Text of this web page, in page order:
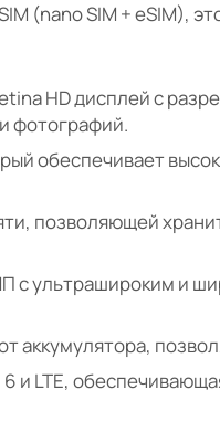
(nano SIM + eSIM),
HD дисплей с
фотографий.
обеспечивает
позволяющей
с ультрашироким и
аккумулятора,
и LTE,